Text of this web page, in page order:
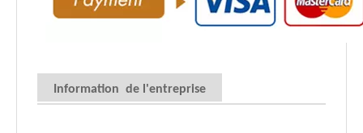
Information de l'entreprise